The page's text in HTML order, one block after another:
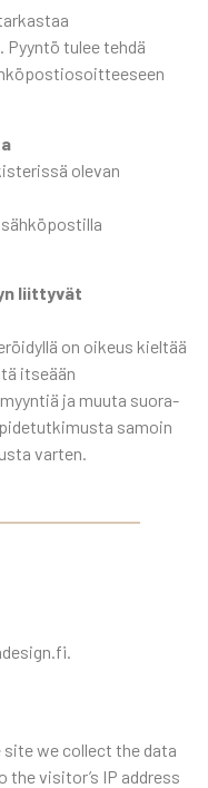
tulee tehdä
olevan
liittyvät
on oikeus kieltää
itseään
ja muuta suora-
samoin
varten.
we collect the data
the visitor’s IP address